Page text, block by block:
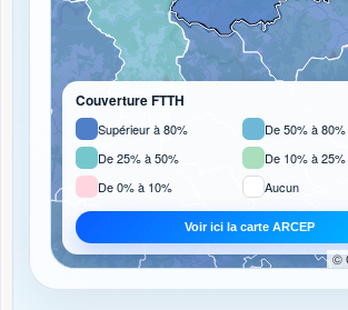
Couverture FTTH
Supérieur à 80%
De 50% à 80%
De 25% à 50%
De 10% à 25%
De 0% à 10%
Aucun
Voir ici la carte ARCEP
©